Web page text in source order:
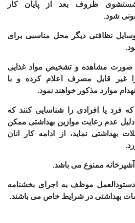
ظروف بعد از پایان کار
شود.
نظافتی دیگر محل مناسبی برای
صورت مشاهده و تشخیص مواد غذایی
غیر قابل مصرف اعلام کرده و با
موارد مذکور خواهند نمود.
فرد یا افرادی را شناسایی کنند که
دلیل عدم رعایت موازین بهداشتی ممکن
بهداشتی نماید، از ادامه کار انان
آشپرخانه ممنوع می باشد.
دستودالعمل موظف به اجرای بخشنامه
بهداشتی در شرایط خاص می باشند.